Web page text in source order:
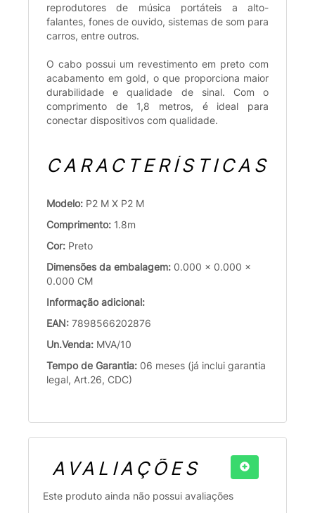
reprodutores de música portáteis a alto-
falantes, fones de ouvido, sistemas de som para
carros, entre outros.
O cabo possui um revestimento em preto com
acabamento em gold, o que proporciona maior
durabilidade e qualidade de sinal. Com o
comprimento de 1,8 metros, é ideal para
conectar dispositivos com qualidade.
CARACTERÍSTICAS
Modelo: P2 M X P2 M
Comprimento: 1.8m
Cor: Preto
Dimensões da embalagem: 0.000 x 0.000 x
0.000 CM
Informação adicional:
EAN: 7898566202876
Un.Venda: MVA/10
Tempo de Garantia: 06 meses (já inclui garantia
legal, Art.26, CDC)
AVALIAÇÕES
Este produto ainda não possui avaliações